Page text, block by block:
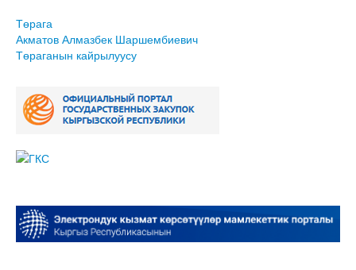
Төрага
Акматов Алмазбек Шаршембиевич
Төраганын кайрылуусу